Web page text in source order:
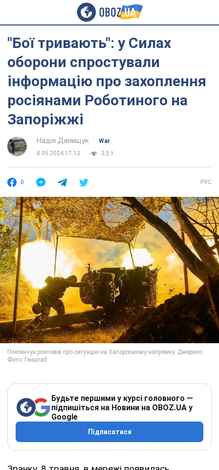
"Бої тривають": у Силах
оборони спростували
інформацію про захоплення
росіянами Роботиного на
Запоріжжі
Надія Данищук
War
8.05.2024 17:12
3,5 т.
0 РУС
Будьте першими у курсі головного —
підпишіться на Новини на OBOZ.UA у
Google
Підписатися